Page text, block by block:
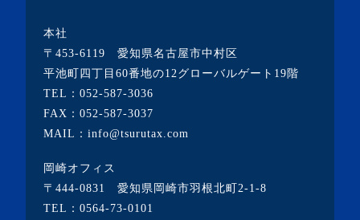
・2020年1月(1記事)
・2019年12月(19記事)
・2018年6月(1記事)
・2016年6月(2記事)
・2016年5月(1記事)
本社
〒453-6119 愛知県名古屋市中村区
平池町四丁目60番地の12グローバルゲート19階
TEL： 052-587-3036
FAX：052-587-3037
MAIL：info@tsurutax.com
岡崎オフィス
〒444-0831 愛知県岡崎市羽根北町2-1-8
TEL： 0564-73-0101